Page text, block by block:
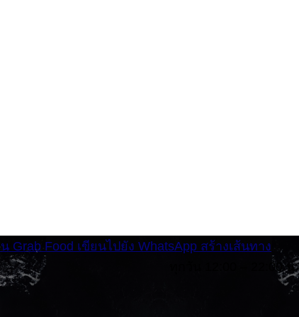
Grab Food เขียนไปยัง WhatsApp สร้างเส้นทาง
ทุกวัน 12:00 – 22:00 น.